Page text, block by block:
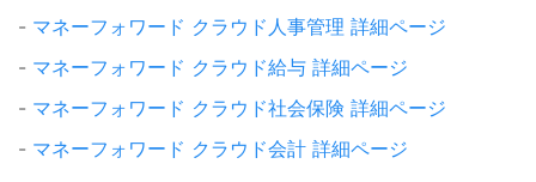
- マネーフォワード クラウド人事管理 詳細ページ
- マネーフォワード クラウド給与 詳細ページ
- マネーフォワード クラウド社会保険 詳細ページ
- マネーフォワード クラウド会計 詳細ページ